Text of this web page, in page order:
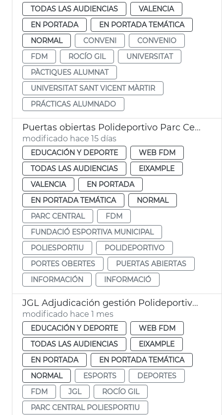
TODAS LAS AUDIENCIAS
VALENCIA
EN PORTADA
EN PORTADA TEMÁTICA
NORMAL
CONVENI
CONVENIO
FDM
ROCÍO GIL
UNIVERSITAT
PÀCTIQUES ALUMNAT
UNIVERSITAT SANT VICENT MÀRTIR
PRÁCTICAS ALUMNADO
Puertas obiertas Polideportivo Parc Central
modificado hace 15 días
EDUCACIÓN Y DEPORTE
WEB FDM
TODAS LAS AUDIENCIAS
EIXAMPLE
VALENCIA
EN PORTADA
EN PORTADA TEMÁTICA
NORMAL
PARC CENTRAL
FDM
FUNDACIÓ ESPORTIVA MUNICIPAL
POLIESPORTIU
POLIDEPORTIVO
PORTES OBERTES
PUERTAS ABIERTAS
INFORMACIÓN
INFORMACIÓ
JGL Adjudicación gestión Polideportivo Parc Central
modificado hace 1 mes
EDUCACIÓN Y DEPORTE
WEB FDM
TODAS LAS AUDIENCIAS
EIXAMPLE
EN PORTADA
EN PORTADA TEMÁTICA
NORMAL
ESPORTS
DEPORTES
FDM
JGL
ROCÍO GIL
PARC CENTRAL POLIESPORTIU